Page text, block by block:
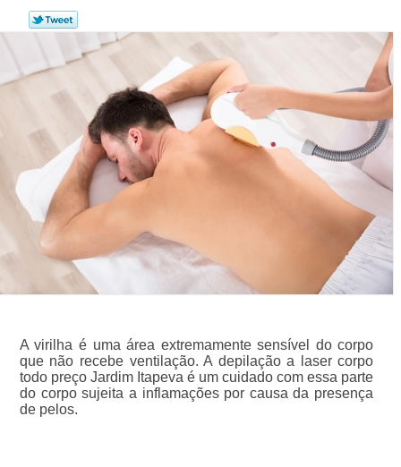
A virilha é uma área extremamente sensível do corpo
que não recebe ventilação. A depilação a laser corpo
todo preço Jardim Itapeva é um cuidado com essa parte
do corpo sujeita a inflamações por causa da presença
de pelos.